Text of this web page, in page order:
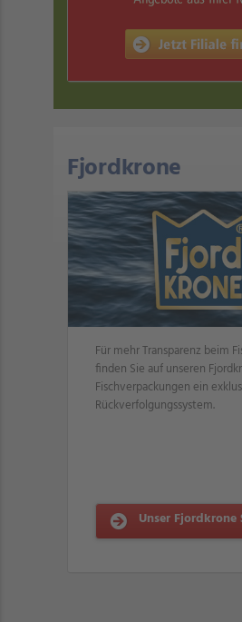
Fjordkrone
Für mehr Transparenz beim
finden Sie auf unseren
Fischverpackungen ein
Rückverfolgungssystem.
Unser